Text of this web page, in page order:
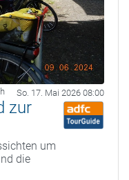
So. 17. Mai 2026 08:00
zur
um
die